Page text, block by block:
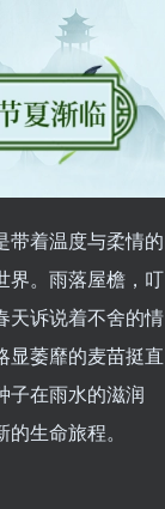
带着温度与柔情的
界。雨落屋檐，叮
天诉说着不舍的情
显萎靡的麦苗挺直
子在雨水的滋润
生命旅程。